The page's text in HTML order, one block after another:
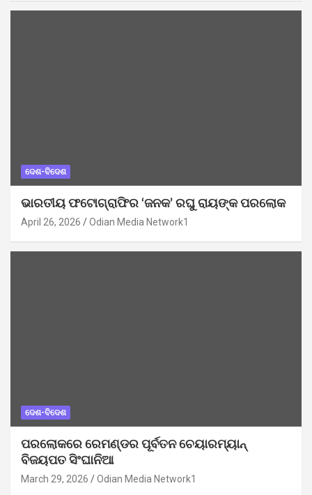
ଦେଶ-ବିଦେଶ
ଭାରତୀୟ ଫଟୋଗ୍ରାଫିର ‘ଜନକ’ ରଘୁ ରାୟଙ୍କ ପରଲୋକ
April 26, 2026 Odian Media Network1
ଦେଶ-ବିଦେଶ
ପରଲୋକରେ ରେମଣ୍ଡର ପୂର୍ବତନ ଚେୟାରମ୍ୟାନ୍
ବିଜୟପତ ସିଂଘାନିଆ
March 29, 2026 Odian Media Network1